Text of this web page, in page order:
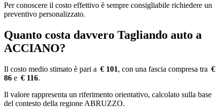
Per conoscere il costo effettivo è sempre consigliabile richiedere un
preventivo personalizzato.
Quanto costa davvero Tagliando auto a
ACCIANO?
Il costo medio stimato è pari a € 101, con una fascia compresa tra €
86 e € 116.
Il valore rappresenta un riferimento orientativo, calcolato sulla base
del contesto della regione ABRUZZO.